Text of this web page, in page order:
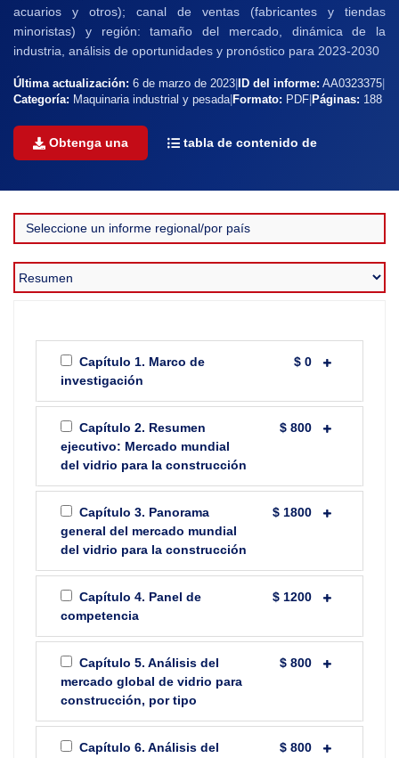
acuarios y otros); canal de ventas (fabricantes y tiendas
minoristas) y región: tamaño del mercado, dinámica de la
industria, análisis de oportunidades y pronóstico para 2023-2030
Última actualización: 6 de marzo de 2023 ID del informe: AA0323375
Categoría: Maquinaria industrial y pesada| Formato: PDF Páginas: 188
Obtenga una tabla de contenido de
Capítulo 1. Marco de
investigación
$ 0
Capítulo 2. Resumen
ejecutivo: Mercado mundial
del vidrio para la construcción
$ 800
Capítulo 3. Panorama
general del mercado mundial
del vidrio para la construcción
$ 1800
Capítulo 4. Panel de
competencia
$ 1200
Capítulo 5. Análisis del
mercado global de vidrio para
construcción, por tipo
$ 800
Capítulo 6. Análisis del
$ 800